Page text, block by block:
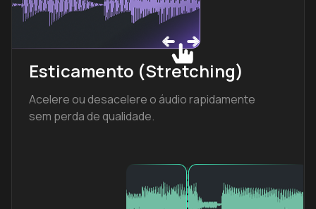
Esticamento (Stretching)
Acelere ou desacelere o áudio rapidamente
sem perda de qualidade.